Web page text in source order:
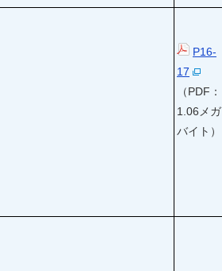
P16-
17
（PDF：
1.06メガ
バイト）